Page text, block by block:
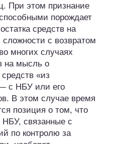
При этом признание
порождает
средств на
сложности с возвратом
многих случаях
на мысль о
«из
— с НБУ или его
В этом случае время
позиция о том, что
НБУ, связанные с
по контролю за